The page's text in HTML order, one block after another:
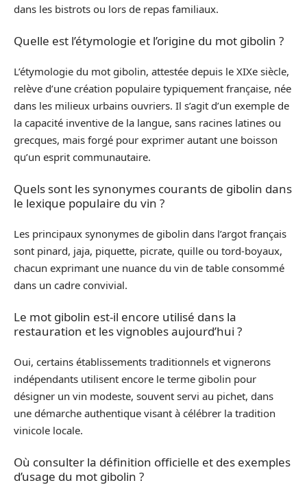
dans les bistrots ou lors de repas familiaux.
Quelle est l’étymologie et l’origine du mot gibolin ?
L’étymologie du mot gibolin, attestée depuis le XIXe siècle,
relève d’une création populaire typiquement française, née
dans les milieux urbains ouvriers. Il s’agit d’un exemple de
la capacité inventive de la langue, sans racines latines ou
grecques, mais forgé pour exprimer autant une boisson
qu’un esprit communautaire.
Quels sont les synonymes courants de gibolin dans
le lexique populaire du vin ?
Les principaux synonymes de gibolin dans l’argot français
sont pinard, jaja, piquette, picrate, quille ou tord-boyaux,
chacun exprimant une nuance du vin de table consommé
dans un cadre convivial.
Le mot gibolin est-il encore utilisé dans la
restauration et les vignobles aujourd’hui ?
Oui, certains établissements traditionnels et vignerons
indépendants utilisent encore le terme gibolin pour
désigner un vin modeste, souvent servi au pichet, dans
une démarche authentique visant à célébrer la tradition
vinicole locale.
Où consulter la définition officielle et des exemples
d’usage du mot gibolin ?